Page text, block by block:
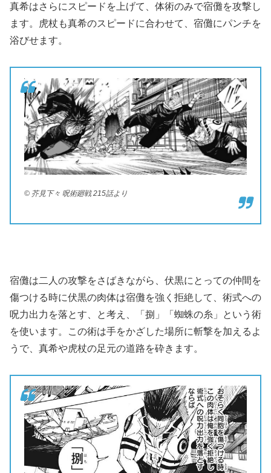
真希はさらにスピードを上げて、体術のみで宿儺を攻撃し
ます。虎杖も真希のスピードに合わせて、宿儺にパンチを
浴びせます。
© 芥見下々 呪術廻戦 215話より
宿儺は二人の攻撃をさばきながら、伏黒にとっての仲間を
傷つける時に伏黒の肉体は宿儺を強く拒絶して、術式への
呪力出力を落とす、と考え、「捌」「蜘蛛の糸」という術
を使います。この術は手をかざした場所に斬撃を加えるよ
うで、真希や虎杖の足元の道路を砕きます。